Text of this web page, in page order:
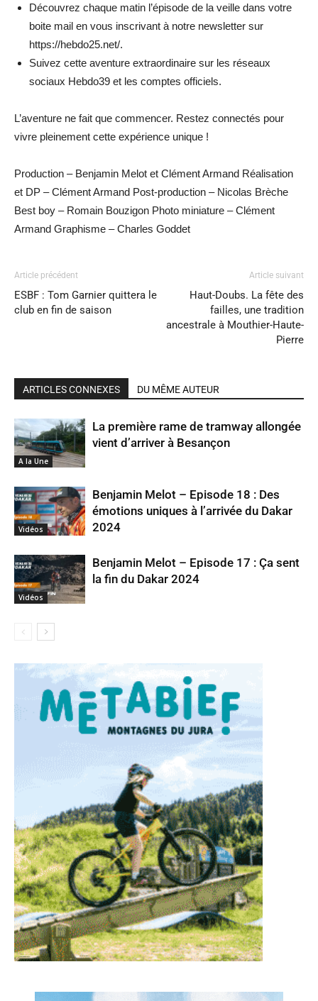
Découvrez chaque matin l’épisode de la veille dans votre
boite mail en vous inscrivant à notre newsletter sur
https://hebdo25.net/.
Suivez cette aventure extraordinaire sur les réseaux
sociaux Hebdo39 et les comptes officiels.
L’aventure ne fait que commencer. Restez connectés pour
vivre pleinement cette expérience unique !
Production – Benjamin Melot et Clément Armand Réalisation
et DP – Clément Armand Post-production – Nicolas Brèche
Best boy – Romain Bouzigon Photo miniature – Clément
Armand Graphisme – Charles Goddet
Article précédent
ESBF : Tom Garnier quittera le
club en fin de saison
Article suivant
Haut-Doubs. La fête des
failles, une tradition
ancestrale à Mouthier-Haute-
Pierre
ARTICLES CONNEXES DU MÊME AUTEUR
A la Une
La première rame de tramway allongée
vient d’arriver à Besançon
Vidéos
Benjamin Melot – Episode 18 : Des
émotions uniques à l’arrivée du Dakar
2024
Vidéos
Benjamin Melot – Episode 17 : Ça sent
la fin du Dakar 2024